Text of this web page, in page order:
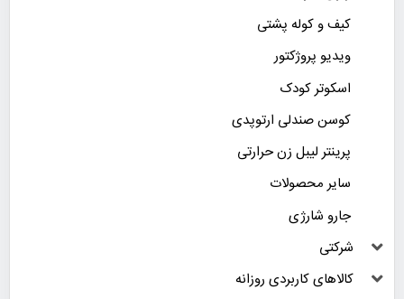
کیف و کوله پشتی
ویدیو پروژکتور
اسکوتر کودک
کوسن صندلی ارتوپدی
پرینتر لیبل زن حرارتی
سایر محصولات
جارو شارژی
شرکتی
کالاهای کاربردی روزانه